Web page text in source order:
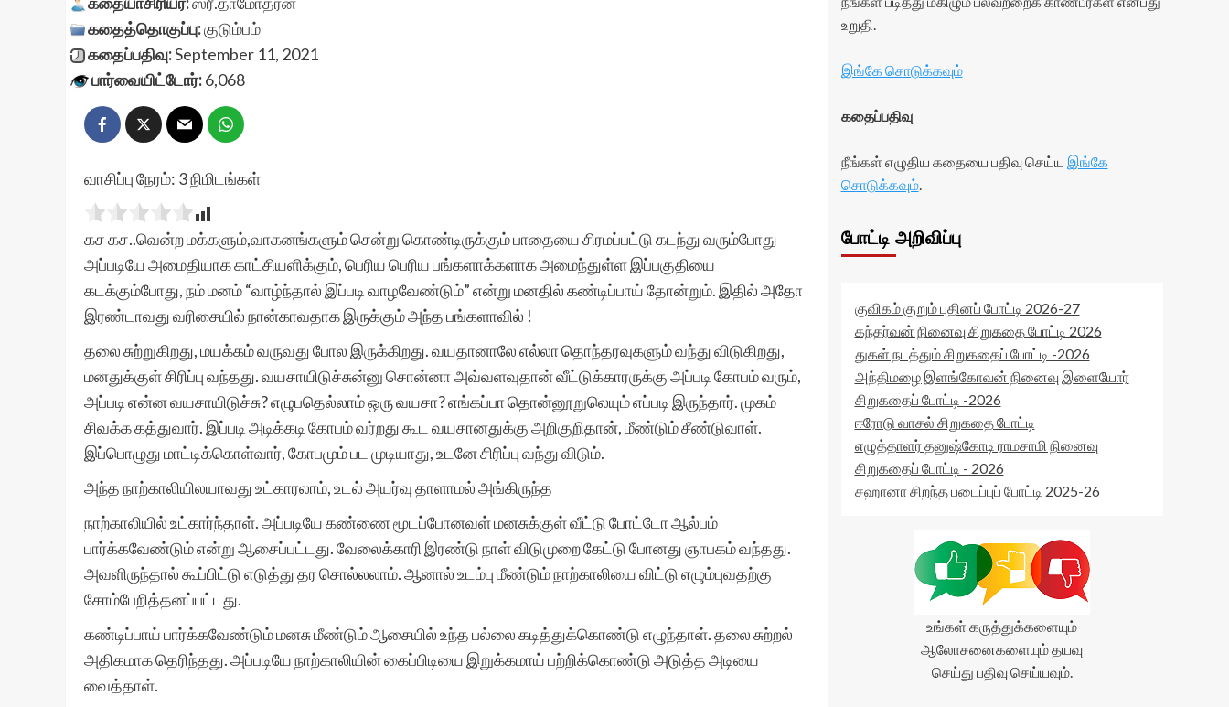
கதைத்தொகுப்பு:குடும்பம்
கதைப்பதிவு:September 11, 2021
பார்வையிட்டோர்:6,068
வாசிப்பு நேரம்: 3நிமிடங்கள்
கச கச..வென்ற மக்களும்,வாகனங்களும் சென்று கொண்டிருக்கும் பாதையை சிரமப்பட்டு கடந்து வரும்போது
அப்படியே அமைதியாக காட்சியளிக்கும், பெரிய பெரிய பங்களாக்களாக அமைந்துள்ள இப்பகுதியை
கடக்கும்போது, நம் மனம் “வாழ்ந்தால் இப்படி வாழவேண்டும்” என்று மனதில் கண்டிப்பாய் தோன்றும். இதில் அதோ
இரண்டாவது வரிசையில் நான்காவதாக இருக்கும் அந்த பங்களாவில் !
தலை சுற்றுகிறது, மயக்கம் வருவது போல இருக்கிறது. வயதானாலே எல்லா தொந்தரவுகளும் வந்து விடுகிறது,
மனதுக்குள் சிரிப்பு வந்தது. வயசாயிடுச்சுன்னு சொன்னா அவ்வளவுதான் வீட்டுக்காரருக்கு அப்படி கோபம் வரும்,
அப்படி என்ன வயசாயிடுச்சு? எழுபதெல்லாம் ஒரு வயசா? எங்கப்பா தொன்னூறுலெயும் எப்படி இருந்தார். முகம்
சிவக்க கத்துவார். இப்படி அடிக்கடி கோபம் வர்றது கூட வயசானதுக்கு அறிகுறிதான், மீண்டும் சீண்டுவாள்.
இப்பொழுது மாட்டிக்கொள்வார், கோபமும் பட முடியாது, உடனே சிரிப்பு வந்து விடும்.
அந்த நாற்காலியிலயாவது உட்காரலாம், உடல் அயர்வு தாளாமல் அங்கிருந்த
நாற்காலியில் உட்கார்ந்தாள். அப்படியே கண்ணை மூடப்போனவள் மனசுக்குள் வீட்டு போட்டோ ஆல்பம்
பார்க்கவேண்டும் என்று ஆசைப்பட்டது. வேலைக்காரி இரண்டு நாள் விடுமுறை கேட்டு போனது ஞாபகம் வந்தது.
அவளிருந்தால் கூப்பிட்டு எடுத்து தர சொல்லலாம். ஆனால் உடம்பு மீண்டும் நாற்காலியை விட்டு எழும்புவதற்கு
சோம்பேறித்தனப்பட்டது.
கண்டிப்பாய் பார்க்கவேண்டும் மனசு மீண்டும் ஆசையில் உந்த பல்லை கடித்துக்கொண்டு எழுந்தாள். தலை சுற்றல்
அதிகமாக தெரிந்தது. அப்படியே நாற்காலியின் கைப்பிடியை இறுக்கமாய் பற்றிக்கொண்டு அடுத்த அடியை
வைத்தாள்.
உறுதி.
இங்கே சொடுக்கவும்
கதைப்பதிவு
நீங்கள் எழுதிய கதையை பதிவு செய்ய இங்கே
சொடுக்கவும்.
போட்டி அறிவிப்பு
குவிகம் குறும் புதினப் போட்டி 2026-27
கந்தர்வன் நினைவு சிறுகதை போட்டி 2026
துகள் நடத்தும் சிறுகதைப் போட்டி -2026
அந்திமழை இளங்கோவன் நினைவு இளையோர்
சிறுகதைப் போட்டி -2026
ஈரோடு வாசல் சிறுகதை போட்டி
எழுத்தாளர் தனுஷ்கோடி ராமசாமி நினைவு
சிறுகதைப் போட்டி - 2026
சஹானா சிறந்த படைப்புப் போட்டி 2025-26
உங்கள் கருத்துக்களையும்
ஆலோசனைகளையும் தயவு
செய்து பதிவு செய்யவும்.